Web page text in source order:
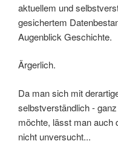
aktuellem und
gesichertem
Augenblick Geschichte.
Ärgerlich.
Da man sich mit
selbstverständlich -
möchte, lässt man auch
nicht unversucht...